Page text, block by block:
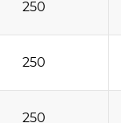
250
250
250